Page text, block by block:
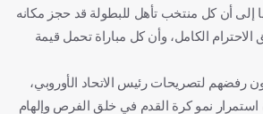
إلى أن كل منتخب تأهل للبطولة قد حجز مكانه
الكامل، وأن كل مباراة تحمل قيمة
رفضهم لتصريحات رئيس الاتحاد الأوروبي،
استمرار نمو كرة القدم في خلق الفرص وإلهام